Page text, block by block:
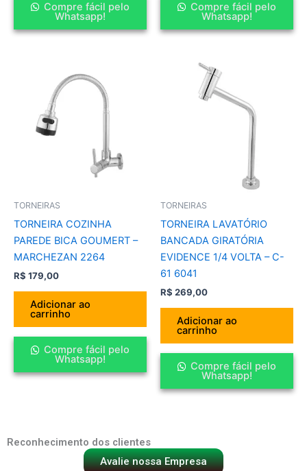
Compre fácil pelo
Whatsapp!
Compre fácil pelo
Whatsapp!
TORNEIRAS
TORNEIRA COZINHA
PAREDE BICA GOUMERT –
MARCHEZAN 2264
R$ 179,00
Adicionar ao
carrinho
Compre fácil pelo
Whatsapp!
TORNEIRAS
TORNEIRA LAVATÓRIO
BANCADA GIRATÓRIA
EVIDENCE 1/4 VOLTA – C-
61 6041
R$ 269,00
Adicionar ao
carrinho
Compre fácil pelo
Whatsapp!
Reconhecimento dos clientes
Avalie nossa Empresa